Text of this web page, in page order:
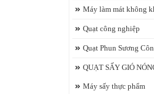
Máy làm mát không
Quạt công nghiệp
Quạt Phun Sương
QUẠT SẤY GIÓ
Máy sấy thực phẩm